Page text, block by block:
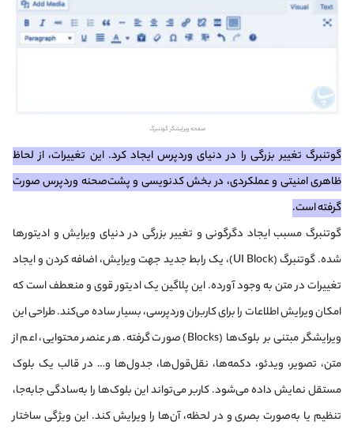
صفحه ویرایشگر گوتنبرگ
گوتنبرگ تغییر بزرگی را در دنیای وردپرس ایجاد کرد. این تغییرات، از لحاظ
ظاهری امنیتی و عملکردی، در بخش کدنویسی و پشت‌صحنه وردپرس صورت
گرفته است.
گوتنبرگ مسبب ایجاد دگرگونی و تغییر بزرگی در دنیای ویرایش و ادیتورها
شده. گوتنبرگ (UI Block)، یک رابط جدید جهت ویرایش، اضافه کردن و ایجاد
تغییرات در متن به وجود آورده. این پلاگین یک ادیتور قوی و منعطف است که
امکان ویرایش اطلاعات را برای کاربران وردپرسی، بسیار ساده می‌کند. طراحی این
ویرایشگر مبتنی بر بلوک‌ها (Blocks) صورت گرفته. هر عنصر محتوایی، اعم از
متن، تصویر، ویدئو، دکمه‌ها، نقل‌قول‌ها، جدول‌ها و… در قالب یک بلوک
مستقل نمایش داده می‌شود. کاربر می‌تواند این بلوک‌ها را به‌سادگی جابه‌جا،
تنظیم یا به‌صورت بصری و در لحظه، آن‌ها را ویرایش کند. این ویژگی ساختار